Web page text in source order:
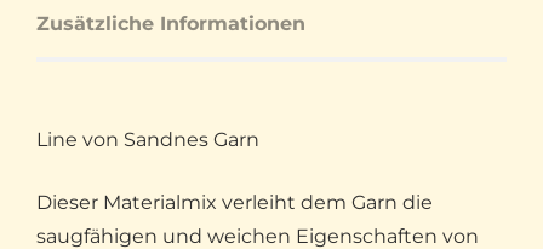
Zusätzliche Informationen
Line von Sandnes Garn
Dieser Materialmix verleiht dem Garn die
saugfähigen und weichen Eigenschaften von